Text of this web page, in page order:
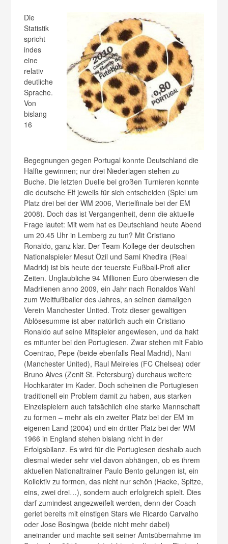
Die
Statistik
spricht
indes
eine
relativ
deutliche
Sprache.
Von
bislang
16
Begegnungen gegen Portugal konnte Deutschland die
Hälfte gewinnen; nur drei Niederlagen stehen zu
Buche. Die letzten Duelle bei großen Turnieren konnte
die deutsche Elf jeweils für sich entscheiden (Spiel um
Platz drei bei der WM 2006, Viertelfinale bei der EM
2008). Doch das ist Vergangenheit, denn die aktuelle
Frage lautet: Mit wem hat es Deutschland heute Abend
um 20.45 Uhr in Lemberg zu tun? Mit Cristiano
Ronaldo, ganz klar. Der Team-Kollege der deutschen
Nationalspieler Mesut Özil und Sami Khedira (Real
Madrid) ist bis heute der teuerste Fußball-Profi aller
Zeiten. Unglaubliche 94 Millionen Euro überwiesen die
Madrilenen anno 2009, ein Jahr nach Ronaldos Wahl
zum Weltfußballer des Jahres, an seinen damaligen
Verein Manchester United. Trotz dieser gewaltigen
Ablösesumme ist aber natürlich auch ein Cristiano
Ronaldo auf seine Mitspieler angewiesen, und da hakt
es mitunter bei den Portugiesen. Zwar stehen mit Fabio
Coentrao, Pepe (beide ebenfalls Real Madrid), Nani
(Manchester United), Raul Meireles (FC Chelsea) oder
Bruno Alves (Zenit St. Petersburg) durchaus weitere
Hochkaräter im Kader. Doch scheinen die Portugiesen
traditionell ein Problem damit zu haben, aus starken
Einzelspielern auch tatsächlich eine starke Mannschaft
zu formen – mehr als ein zweiter Platz bei der EM im
eigenen Land (2004) und ein dritter Platz bei der WM
1966 in England stehen bislang nicht in der
Erfolgsbilanz. Es wird für die Portugiesen deshalb auch
diesmal wieder sehr viel davon abhängen, ob es ihrem
aktuellen Nationaltrainer Paulo Bento gelungen ist, ein
Kollektiv zu formen, das nicht nur schön (Hacke, Spitze,
eins, zwei drei…), sondern auch erfolgreich spielt. Dies
darf zumindest angezweifelt werden, denn der Coach
geriet bereits mit einstigen Stars wie Ricardo Carvalho
oder Jose Bosingwa (beide nicht mehr dabei)
aneinander und machte seit seiner Amtsübernahme im